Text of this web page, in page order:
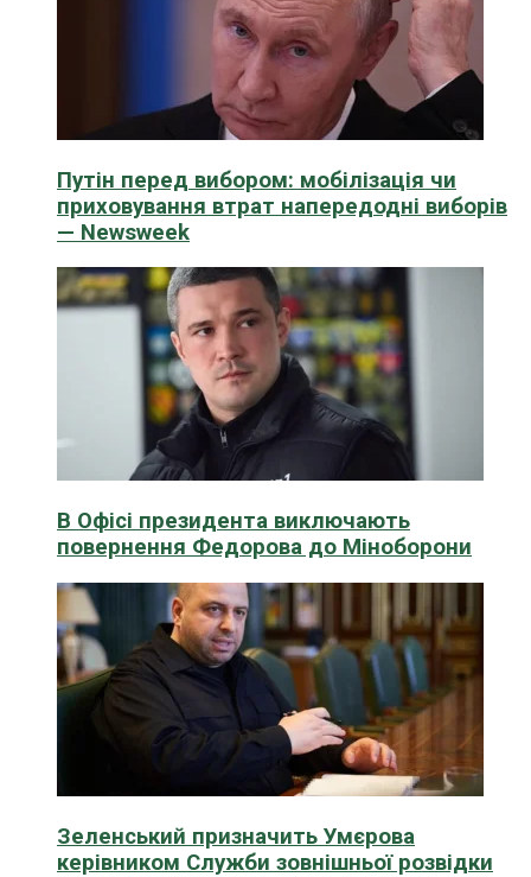
Путін перед вибором: мобілізація чи
приховування втрат напередодні виборів
— Newsweek
В Офісі президента виключають
повернення Федорова до Міноборони
Зеленський призначить Умєрова
керівником Служби зовнішньої розвідки